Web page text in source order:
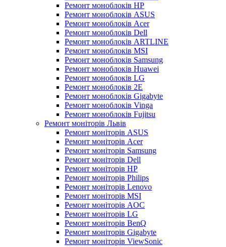
Ремонт моноблоків HP
Ремонт моноблоків ASUS
Ремонт моноблоків Acer
Ремонт моноблоків Dell
Ремонт моноблоків ARTLINE
Ремонт моноблоків MSI
Ремонт моноблоків Samsung
Ремонт моноблоків Huawei
Ремонт моноблоків LG
Ремонт моноблоків 2E
Ремонт моноблоків Gigabyte
Ремонт моноблоків Vinga
Ремонт моноблоків Fujitsu
Ремонт моніторів Львів
Ремонт моніторів ASUS
Ремонт моніторів Acer
Ремонт моніторів Samsung
Ремонт моніторів Dell
Ремонт моніторів HP
Ремонт моніторів Philips
Ремонт моніторів Lenovo
Ремонт моніторів MSI
Ремонт моніторів AOC
Ремонт моніторів LG
Ремонт моніторів BenQ
Ремонт моніторів Gigabyte
Ремонт моніторів ViewSonic